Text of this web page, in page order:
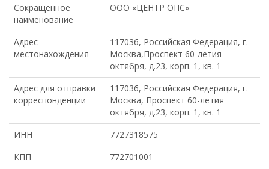
Сокращенное
наименование
ООО «ЦЕНТР ОПС»
Адрес
местонахождения
117036, Российская Федерация, г.
Москва,Проспект 60-летия
октября, д.23, корп. 1, кв. 1
Адрес для отправки
корреспонденции
117036, Российская Федерация, г.
Москва, Проспект 60-летия
октября, д.23, корп. 1, кв. 1
ИНН
7727318575
КПП
772701001